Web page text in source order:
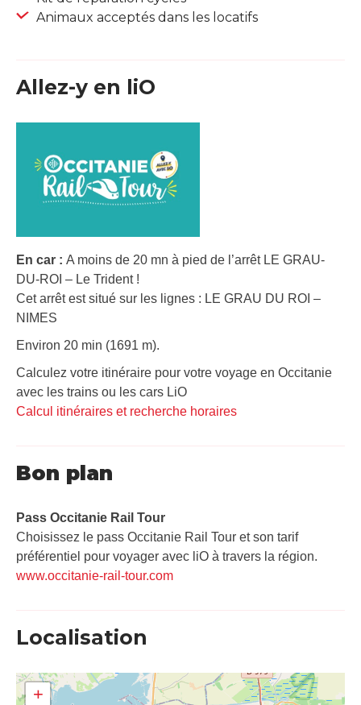
Animaux acceptés dans les locatifs
Allez-y en liO
En car : A moins de 20 mn à pied de l’arrêt LE GRAU-
DU-ROI – Le Trident !
Cet arrêt est situé sur les lignes : LE GRAU DU ROI –
NIMES
Environ 20 min (1691 m).
Calculez votre itinéraire pour votre voyage en Occitanie
avec les trains ou les cars LiO
Calcul itinéraires et recherche horaires
Bon plan
Pass Occitanie Rail Tour​
Choisissez le pass Occitanie Rail Tour et son tarif
préférentiel pour voyager avec liO à travers la région.
www.occitanie-rail-tour.com
Localisation
+